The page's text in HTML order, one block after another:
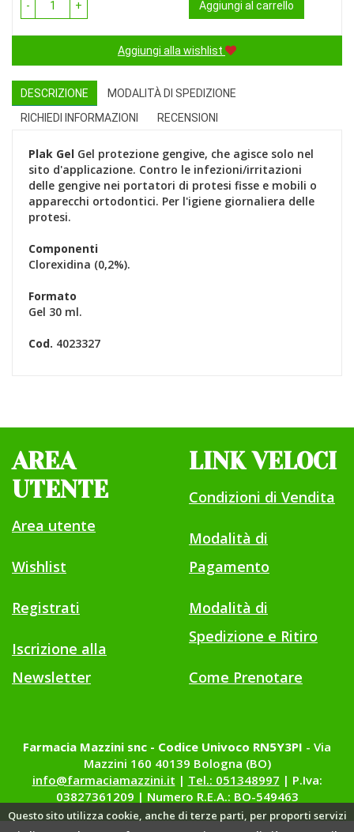
Questo sito utilizza cookie, anche di terze parti, per proporti servizi
- + Aggiungi al carrello
Aggiungi alla wishlist
DESCRIZIONE
MODALITÀ DI SPEDIZIONE
RICHIEDI INFORMAZIONI
RECENSIONI
Plak Gel Gel protezione gengive, che agisce solo nel
sito d'applicazione. Contro le infezioni/irritazioni
delle gengive nei portatori di protesi fisse e mobili o
apparecchi ortodontici. Per l'igiene giornaliera delle
protesi.
Componenti
Clorexidina (0,2%).
Formato
Gel 30 ml.
Cod. 4023327
AREA
UTENTE
Area utente
Wishlist
Registrati
Iscrizione alla
Newsletter
LINK VELOCI
Condizioni di Vendita
Modalità di
Pagamento
Modalità di
Spedizione e Ritiro
Come Prenotare
Farmacia Mazzini snc - Codice Univoco RN5Y3PI - Via
Mazzini 160 40139 Bologna (BO)
info@farmaciamazzini.it | Tel.: 051348997 | P.Iva:
03827361209 | Numero R.E.A.: BO-549463